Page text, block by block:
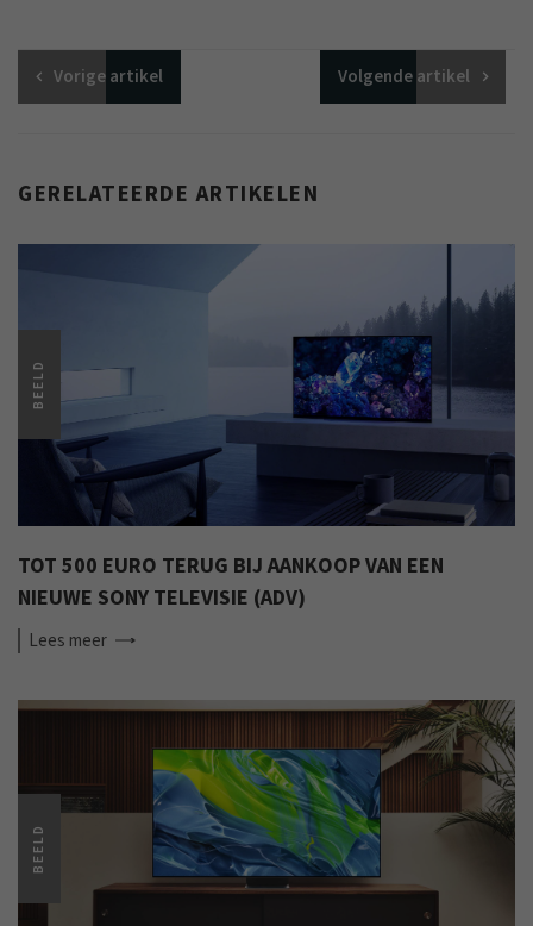
Vorigeartikel Volgendeartikel
GERELATEERDE ARTIKELEN
BEELD
TOT 500 EURO TERUG BIJ AANKOOP VAN EEN
NIEUWE SONY TELEVISIE (ADV)
Lees meer
BEELD